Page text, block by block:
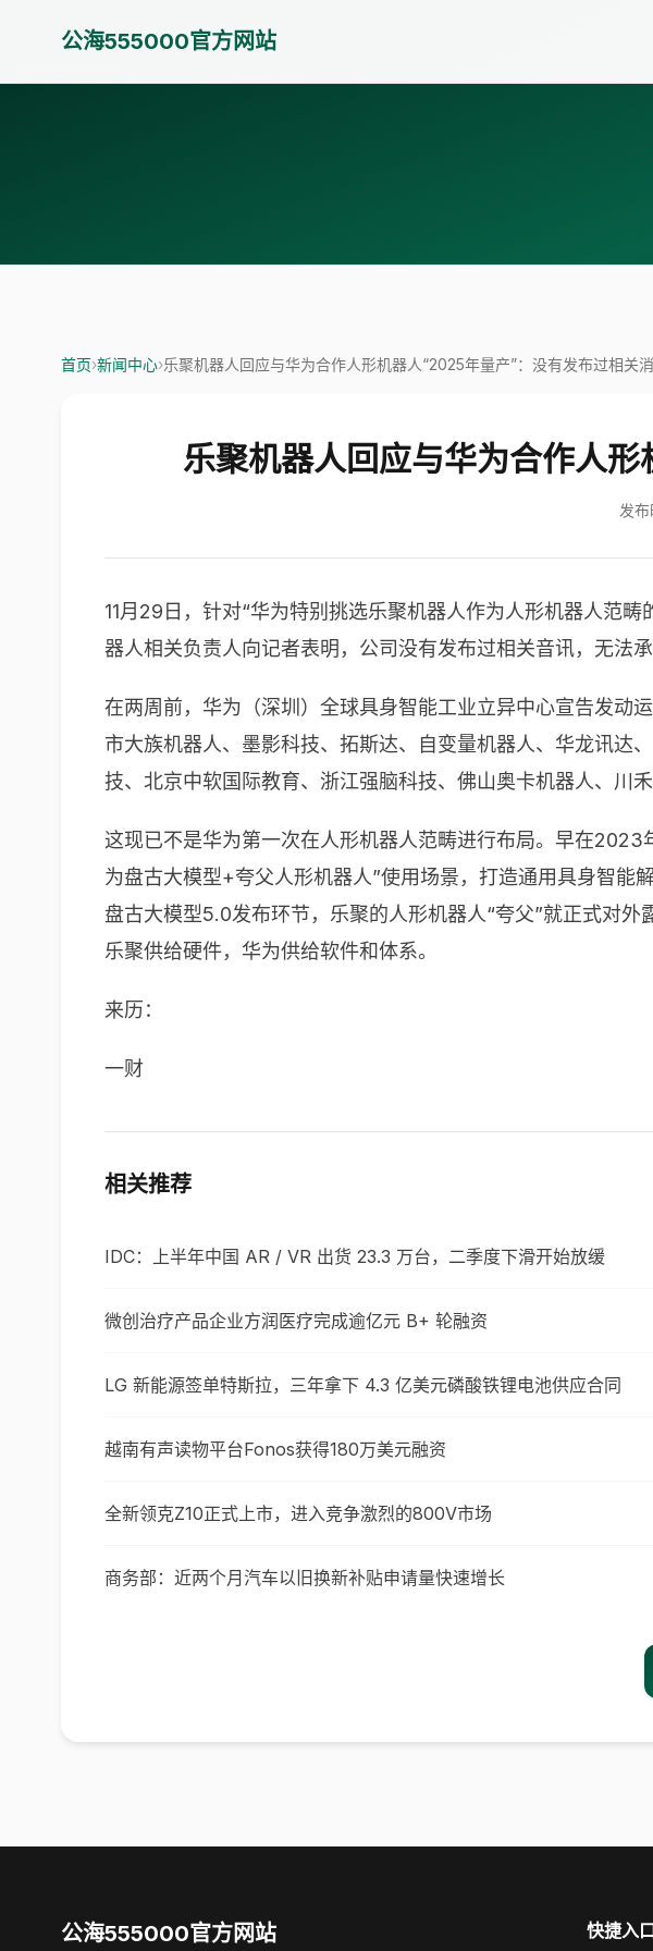
公海555000官方网站
首页›新闻中心›乐聚机器人回应与华为合作人形机器人“2025年量产”：没有发布过相关
乐聚机器人回应与华为合作人
发
11月29日，针对“华为特别挑选乐聚机器人作为人形机器人范
器人相关负责人向记者表明，公司没有发布过相关音讯，无法
在两周前，华为（深圳）全球具身智能工业立异中心宣告发动
市大族机器人、墨影科技、拓斯达、自变量机器人、华龙讯达
技、北京中软国际教育、浙江强脑科技、佛山奥卡机器人、川
这现已不是华为第一次在人形机器人范畴进行布局。早在
为盘古大模型+夸父人形机器人”使用场景，打造通用具身智能
盘古大模型5.0发布环节，乐聚的人形机器人“夸父”就正式对
乐聚供给硬件，华为供给软件和体系。
来历：
一财
相关推荐
IDC：上半年中国 AR / VR 出货 23.3 万台，二季度下滑开始放缓
微创治疗产品企业方润医疗完成逾亿元 B+ 轮融资
LG 新能源签单特斯拉，三年拿下 4.3 亿美元磷酸铁锂电池供应合同
越南有声读物平台Fonos获得180万美元融资
全新领克Z10正式上市，进入竞争激烈的800V市场
商务部：近两个月汽车以旧换新补贴申请量快速增长
公海555000官方网站 快捷入